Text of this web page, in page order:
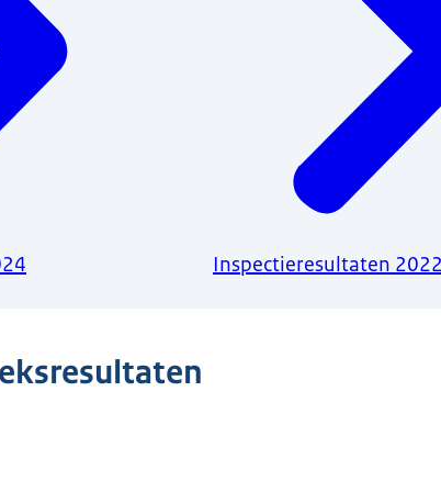
Inspectieresultaten